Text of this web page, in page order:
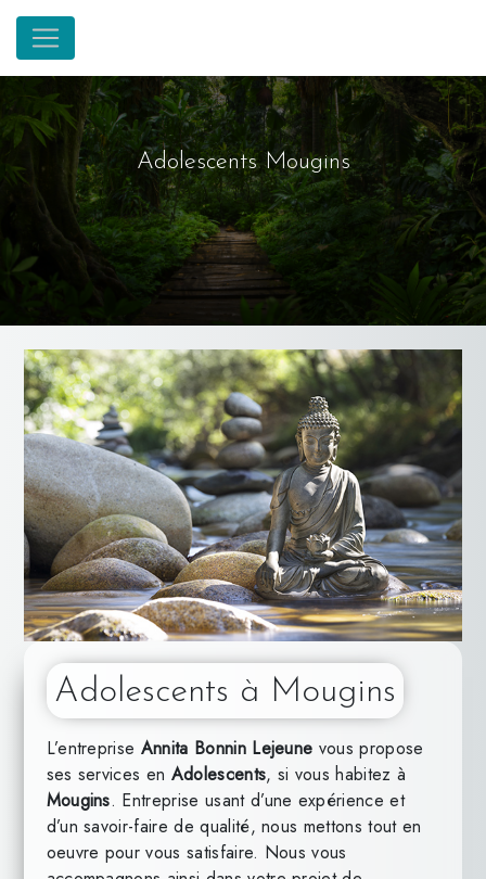
Panneau de gestion des cookies
Adolescents Mougins
Adolescents à Mougins
L’entreprise Annita Bonnin Lejeune vous propose
ses services en Adolescents, si vous habitez à
Mougins. Entreprise usant d’une expérience et
d’un savoir-faire de qualité, nous mettons tout en
oeuvre pour vous satisfaire. Nous vous